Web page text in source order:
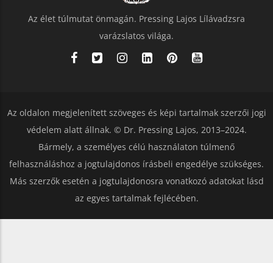
Az élet túlmutat önmagán. Pressing Lajos Lílávadzsra
varázslatos világa.
Az oldalon megjelenített szöveges és képi tartalmak szerzői jogi
védelem alatt állnak. © Dr. Pressing Lajos, 2013–2024.
Bármely, a személyes célú használaton túlmenő
felhasználáshoz a jogtulajdonos írásbeli engedélye szükséges.
Más szerzők esetén a jogtulajdonosra vonatkozó adatokat lásd
az egyes tartalmak fejlécében.